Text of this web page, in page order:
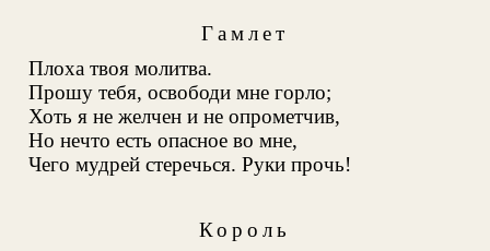
Гамлет
Плоха твоя молитва.
Прошу тебя, освободи мне горло;
Хоть я не желчен и не опрометчив,
Но нечто есть опасное во мне,
Чего мудрей стеречься. Руки прочь!
Король